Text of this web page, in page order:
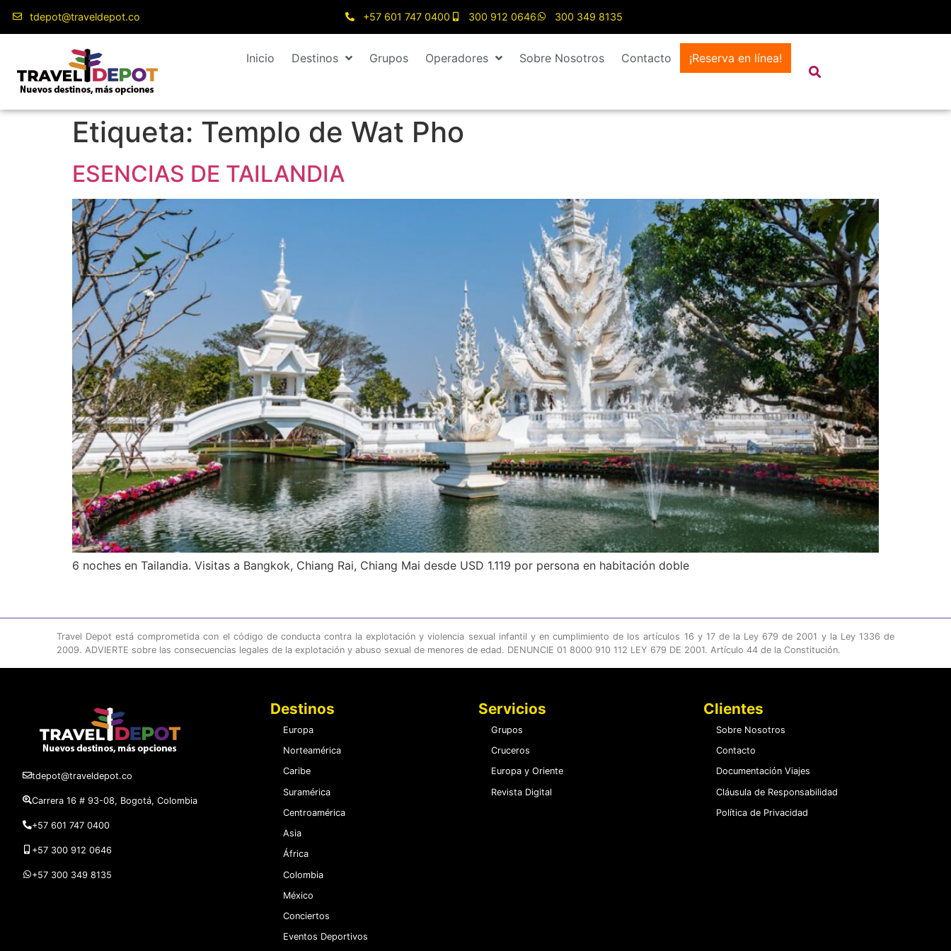
tdepot@traveldepot.co +57 601 747 0400 300 912 0646 300 349 8135
Inicio Destinos Grupos Operadores Sobre Nosotros Contacto ¡Reserva en línea!
Etiqueta: Templo de Wat Pho
ESENCIAS DE TAILANDIA
6 noches en Tailandia. Visitas a Bangkok, Chiang Rai, Chiang Mai desde USD 1.119 por persona en habitación doble
Travel Depot está comprometida con el código de conducta contra la explotación y violencia sexual infantil y en cumplimiento de los artículos 16 y 17 de la Ley 679 de 2001 y la Ley 1336 de
2009. ADVIERTE sobre las consecuencias legales de la explotación y abuso sexual de menores de edad. DENUNCIE 01 8000 910 112 LEY 679 DE 2001. Artículo 44 de la Constitución.
tdepot@traveldepot.co
Carrera 16 # 93-08, Bogotá, Colombia
+57 601 747 0400
+57 300 912 0646
+57 300 349 8135
Destinos
Europa
Norteamérica
Caribe
Suramérica
Centroamérica
Asia
África
Colombia
México
Conciertos
Eventos Deportivos
Servicios
Grupos
Cruceros
Europa y Oriente
Revista Digital
Clientes
Sobre Nosotros
Contacto
Documentación Viajes
Cláusula de Responsabilidad
Política de Privacidad